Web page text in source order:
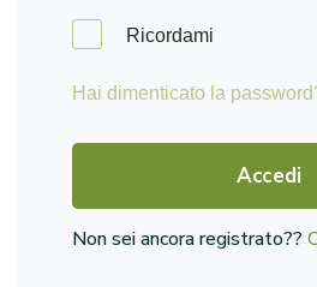
Ricordami
Hai dimenticato la
Accedi
Non sei ancora registrato??